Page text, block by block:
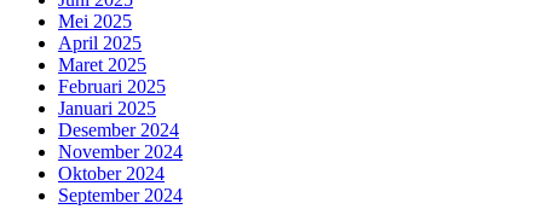
Mei 2025
April 2025
Maret 2025
Februari 2025
Januari 2025
Desember 2024
November 2024
Oktober 2024
September 2024